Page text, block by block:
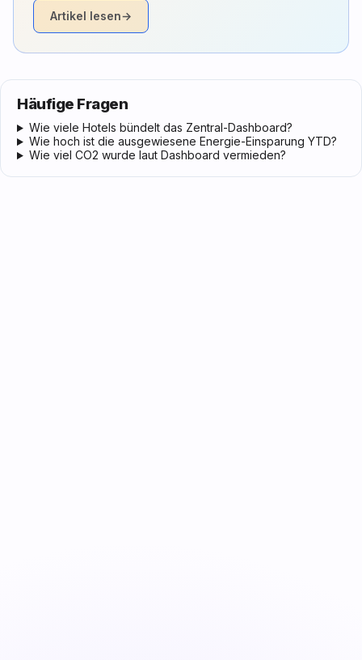
Artikel lesen→
Häufige Fragen
Wie viele Hotels bündelt das Zentral-Dashboard?
Wie hoch ist die ausgewiesene Energie-Einsparung YTD?
Wie viel CO2 wurde laut Dashboard vermieden?